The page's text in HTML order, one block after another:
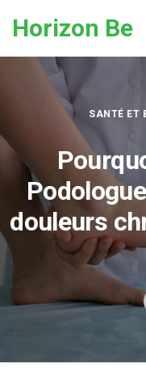
Horizon Be
SANTÉ ET
douleurs